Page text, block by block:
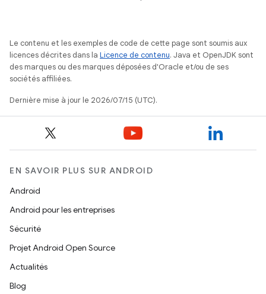
Le contenu et les exemples de code de cette page sont soumis aux
licences décrites dans la Licence de contenu. Java et OpenJDK sont
des marques ou des marques déposées d'Oracle et/ou de ses
sociétés affiliées.
Dernière mise à jour le 2026/07/15 (UTC).
EN SAVOIR PLUS SUR ANDROID
Android
Android pour les entreprises
Sécurité
Projet Android Open Source
Actualités
Blog